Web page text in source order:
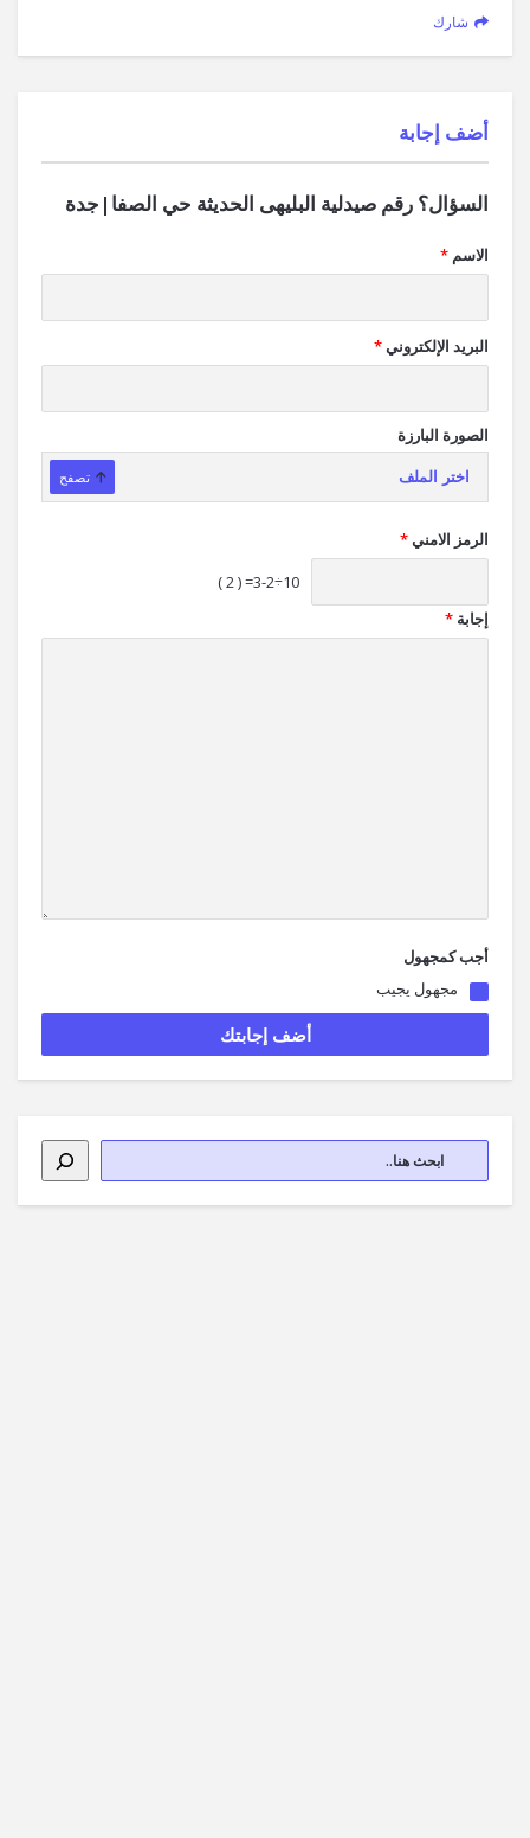
شارك
‫أضف إجابة
السؤال؟ رقم صيدلية البليهى الحديثة حي الصفا|جدة
الاسم *
البريد الإلكتروني*
الصورة البارزة
اختر الملف تصفح
الرمز الامني*
10÷3-2= ( 2 )
إجابة *
أجب كمجهول
مجهول يجيب